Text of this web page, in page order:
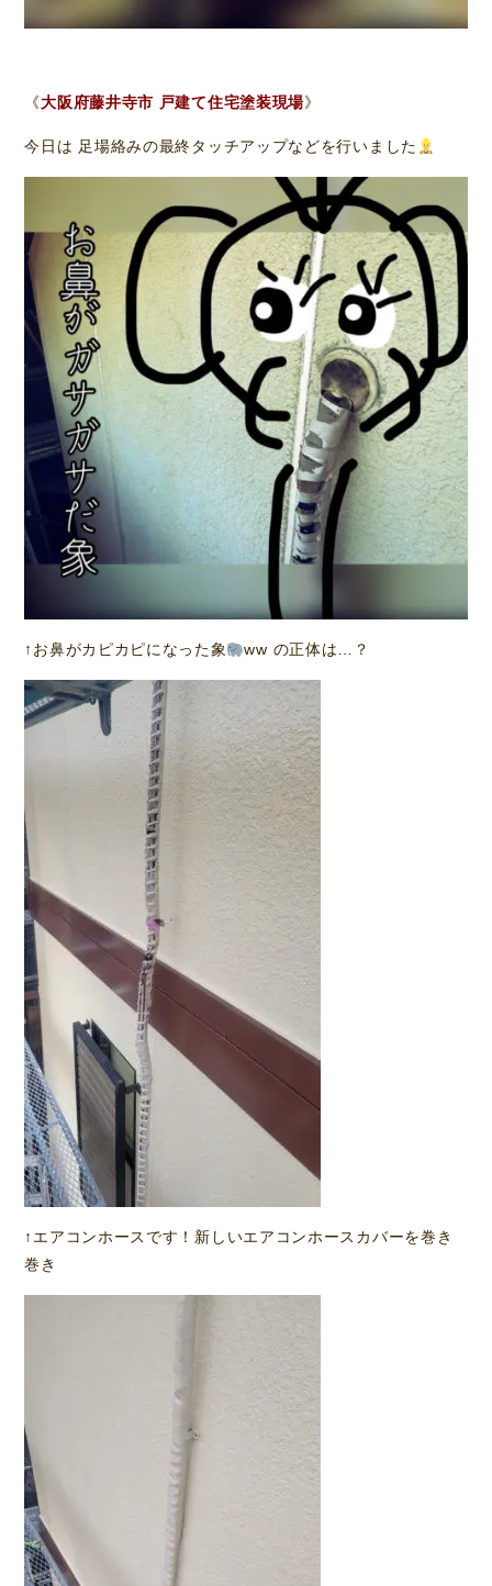
《大阪府藤井寺市 戸建て住宅塗装現場》
今日は 足場絡みの最終タッチアップなどを行いました
↑お鼻がカピカピになった象 ww の正体は…？
↑エアコンホースです！新しいエアコンホースカバーを巻き
巻き